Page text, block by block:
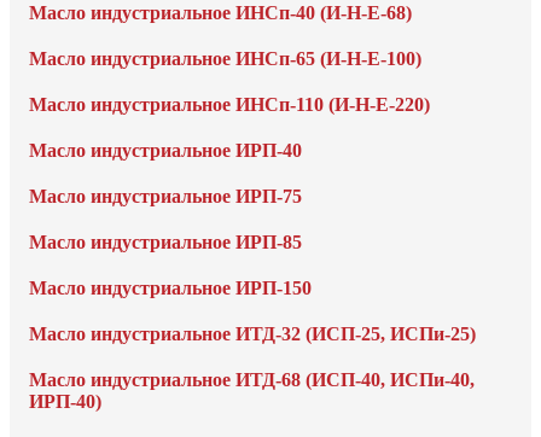
Масло индустриальное ИНСп-40 (И-Н-Е-68)
Масло индустриальное ИНСп-65 (И-Н-Е-100)
Масло индустриальное ИНСп-110 (И-Н-Е-220)
Масло индустриальное ИРП-40
Масло индустриальное ИРП-75
Масло индустриальное ИРП-85
Масло индустриальное ИРП-150
Масло индустриальное ИТД-32 (ИСП-25, ИСПи-25)
Масло индустриальное ИТД-68 (ИСП-40, ИСПи-40,
ИРП-40)